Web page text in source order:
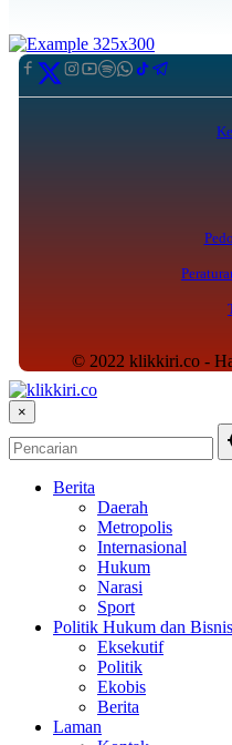
© 2022 klikkiri.co -
×
Berita
Daerah
Metropolis
Internasional
Hukum
Narasi
Sport
Politik Hukum dan Bisnis
Eksekutif
Politik
Ekobis
Berita
Laman